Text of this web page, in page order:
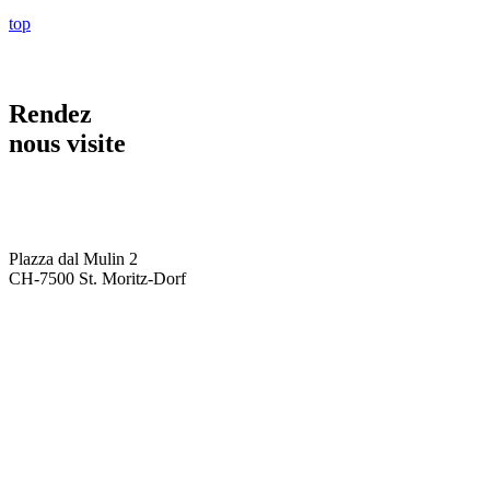
top
Rendez
nous visite
Plazza dal Mulin 2
CH-7500 St. Moritz-Dorf